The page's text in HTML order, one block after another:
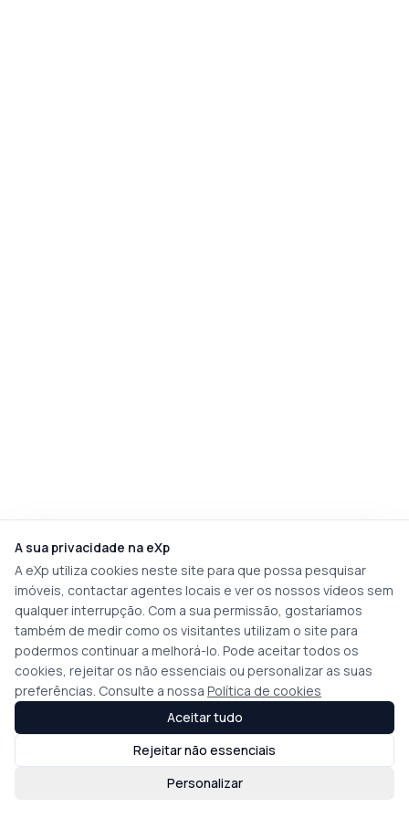
A sua privacidade na eXp
A eXp utiliza cookies neste site para que possa pesquisar
imóveis, contactar agentes locais e ver os nossos vídeos sem
qualquer interrupção. Com a sua permissão, gostaríamos
também de medir como os visitantes utilizam o site para
podermos continuar a melhorá-lo. Pode aceitar todos os
cookies, rejeitar os não essenciais ou personalizar as suas
preferências. Consulte a nossa Política de cookies
Personalizar
Rejeitar não essenciais
Aceitar tudo